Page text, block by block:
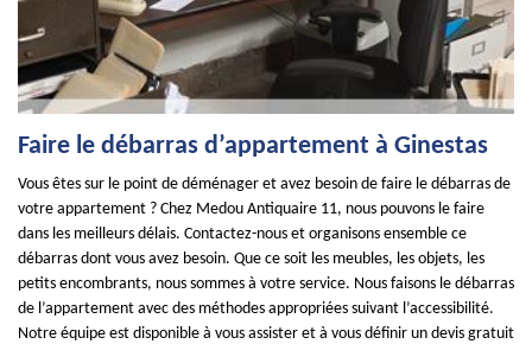
Faire le débarras d’appartement à Ginestas
Vous êtes sur le point de déménager et avez besoin de faire le débarras de
votre appartement ? Chez Medou Antiquaire 11, nous pouvons le faire
dans les meilleurs délais. Contactez-nous et organisons ensemble ce
débarras dont vous avez besoin. Que ce soit les meubles, les objets, les
petits encombrants, nous sommes à votre service. Nous faisons le débarras
de l’appartement avec des méthodes appropriées suivant l’accessibilité.
Notre équipe est disponible à vous assister et à vous définir un devis gratuit